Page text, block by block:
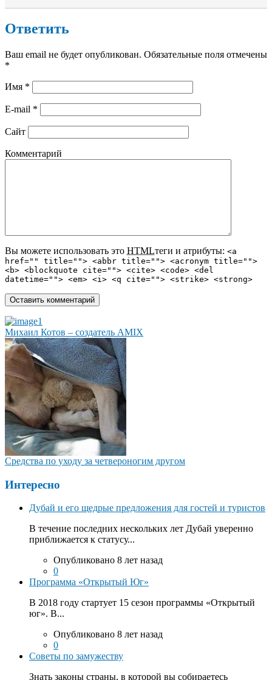
Ответить
Ваш email не будет опубликован. Обязательные поля отмечены
*
Имя *
E-mail *
Сайт
Комментарий
Вы можете использовать это HTMLтеги и атрибуты: <a
href="" title=""> <abbr title=""> <acronym title="">
<b> <blockquote cite=""> <cite> <code> <del
datetime=""> <em> <i> <q cite=""> <strike> <strong>
Михаил Котов – создатель AMIX
Средства по уходу за четвероногим другом
Интересно
Дубай и его щедрые предложения для гостей и туристов
В течение последних нескольких лет Дубай уверенно
приближается к статусу...
Опубликовано 8 лет назад
0
Программа «Открытый Юг»
В 2018 году стартует 15 сезон программы «Открытый
юг». В...
Опубликовано 8 лет назад
0
Советы по замужеству
Знать законы страны, в которой вы собираетесь